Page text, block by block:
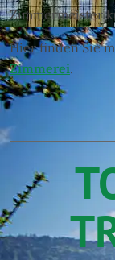
Zimmermeister
Hier finden Sie
Zimmerei.